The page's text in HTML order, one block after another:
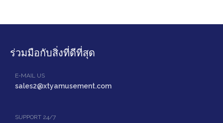
ร่วมมือกับสิ่งที่ดีที่สุด
E-MAIL US
sales2@xtyamusement.com
SUPPORT 24/7